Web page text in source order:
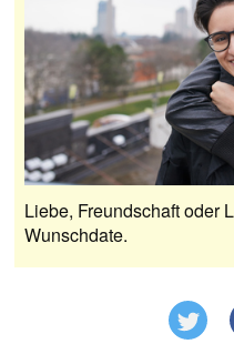
Liebe, Freundschaft oder
Wunschdate.